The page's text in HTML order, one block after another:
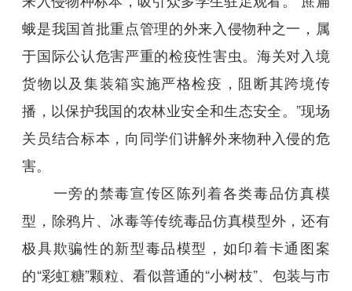
蛾是我国首批重点管理的外来入侵物种之一，属
于国际公认危害严重的检疫性害虫。海关对入境
货物以及集装箱实施严格检疫，阻断其跨境传
播，以保护我国的农林业安全和生态安全。”现场
关员结合标本，向同学们讲解外来物种入侵的危
害。
一旁的禁毒宣传区陈列着各类毒品仿真模
型，除鸦片、冰毒等传统毒品仿真模型外，还有
极具欺骗性的新型毒品模型，如印着卡通图案
的“彩虹糖”颗粒、看似普通的“小树枝”、包装与市